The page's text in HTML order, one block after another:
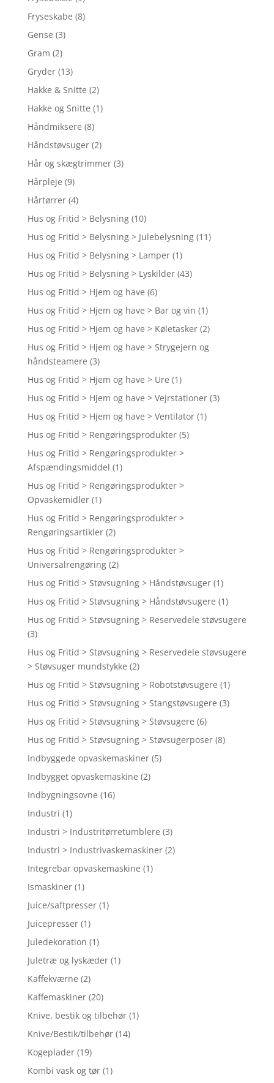
Fryseskabe (8)
Gense (3)
Gram (2)
Gryder (13)
Hakke & Snitte (2)
Hakke og Snitte (1)
Håndmiksere (8)
Håndstøvsuger (2)
Hår og skægtrimmer (3)
Hårpleje (9)
Hårtørrer (4)
Hus og Fritid > Belysning (10)
Hus og Fritid > Belysning > Julebelysning (11)
Hus og Fritid > Belysning > Lamper (1)
Hus og Fritid > Belysning > Lyskilder (43)
Hus og Fritid > Hjem og have (6)
Hus og Fritid > Hjem og have > Bar og vin (1)
Hus og Fritid > Hjem og have > Køletasker (2)
Hus og Fritid > Hjem og have > Strygejern og
håndsteamere (3)
Hus og Fritid > Hjem og have > Ure (1)
Hus og Fritid > Hjem og have > Vejrstationer (3)
Hus og Fritid > Hjem og have > Ventilator (1)
Hus og Fritid > Rengøringsprodukter (5)
Hus og Fritid > Rengøringsprodukter >
Afspændingsmiddel (1)
Hus og Fritid > Rengøringsprodukter >
Opvaskemidler (1)
Hus og Fritid > Rengøringsprodukter >
Rengøringsartikler (2)
Hus og Fritid > Rengøringsprodukter >
Universalrengøring (2)
Hus og Fritid > Støvsugning > Håndstøvsuger (1)
Hus og Fritid > Støvsugning > Håndstøvsugere (1)
Hus og Fritid > Støvsugning > Reservedele støvsugere
(3)
Hus og Fritid > Støvsugning > Reservedele støvsugere
> Støvsuger mundstykke (2)
Hus og Fritid > Støvsugning > Robotstøvsugere (1)
Hus og Fritid > Støvsugning > Stangstøvsugere (3)
Hus og Fritid > Støvsugning > Støvsugere (6)
Hus og Fritid > Støvsugning > Støvsugerposer (8)
Indbyggede opvaskemaskiner (5)
Indbygget opvaskemaskine (2)
Indbygningsovne (16)
Industri (1)
Industri > Industritørretumblere (3)
Industri > Industrivaskemaskiner (2)
Integrebar opvaskemaskine (1)
Ismaskiner (1)
Juice/saftpresser (1)
Juicepresser (1)
Juledekoration (1)
Juletræ og lyskæder (1)
Kaffekværne (2)
Kaffemaskiner (20)
Knive, bestik og tilbehør (1)
Knive/Bestik/tilbehør (14)
Kogeplader (19)
Kombi vask og tør (1)